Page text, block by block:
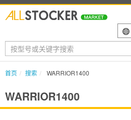
首页 搜索 WARRIOR1400
WARRIOR1400